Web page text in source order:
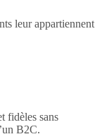
leur appartiennent
fidèles sans
B2C.